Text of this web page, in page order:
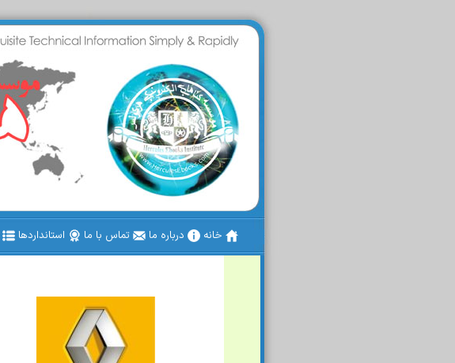
خانه درباره ما تماس با ما استانداردها